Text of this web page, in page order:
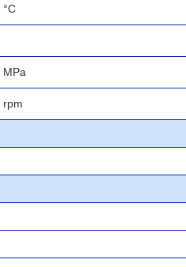
°C
MPa
rpm